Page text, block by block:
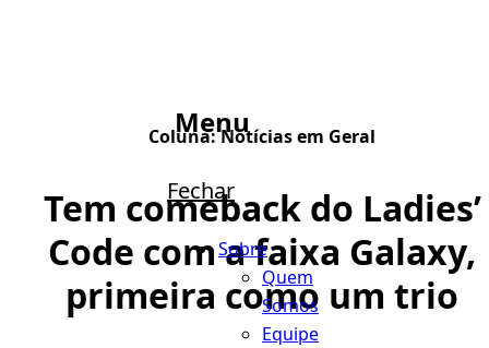
Menu
Fechar
Sobre
Quem
Somos
Equipe
Coluna:Notícias em Geral
Tem comeback do Ladies’
Code com a faixa Galaxy,
primeira como um trio